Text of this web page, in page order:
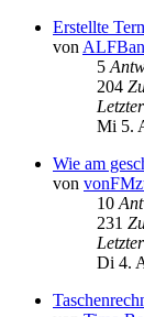
Erstellte
von
5
204
Mi 5.
Wie am
von
10
231
Di 4.